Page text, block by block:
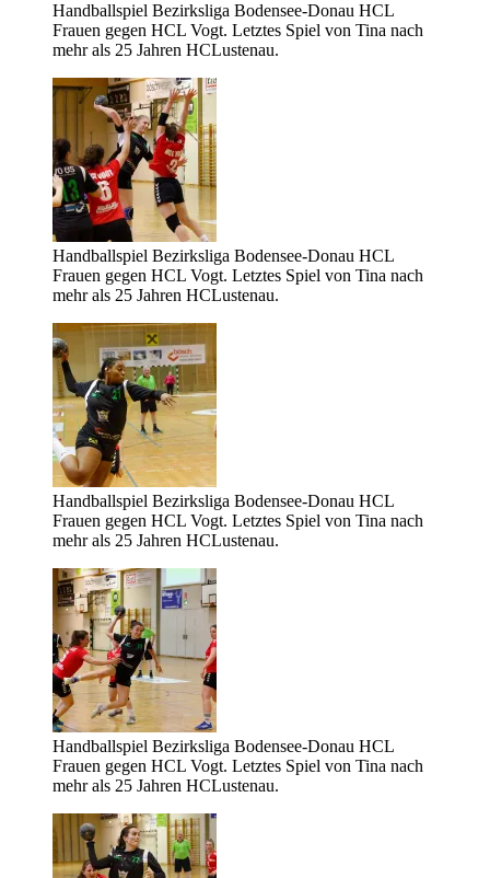
Handballspiel Bezirksliga Bodensee-Donau HCL
Frauen gegen HCL Vogt. Letztes Spiel von Tina nach
mehr als 25 Jahren HCLustenau.
Handballspiel Bezirksliga Bodensee-Donau HCL
Frauen gegen HCL Vogt. Letztes Spiel von Tina nach
mehr als 25 Jahren HCLustenau.
Handballspiel Bezirksliga Bodensee-Donau HCL
Frauen gegen HCL Vogt. Letztes Spiel von Tina nach
mehr als 25 Jahren HCLustenau.
Handballspiel Bezirksliga Bodensee-Donau HCL
Frauen gegen HCL Vogt. Letztes Spiel von Tina nach
mehr als 25 Jahren HCLustenau.